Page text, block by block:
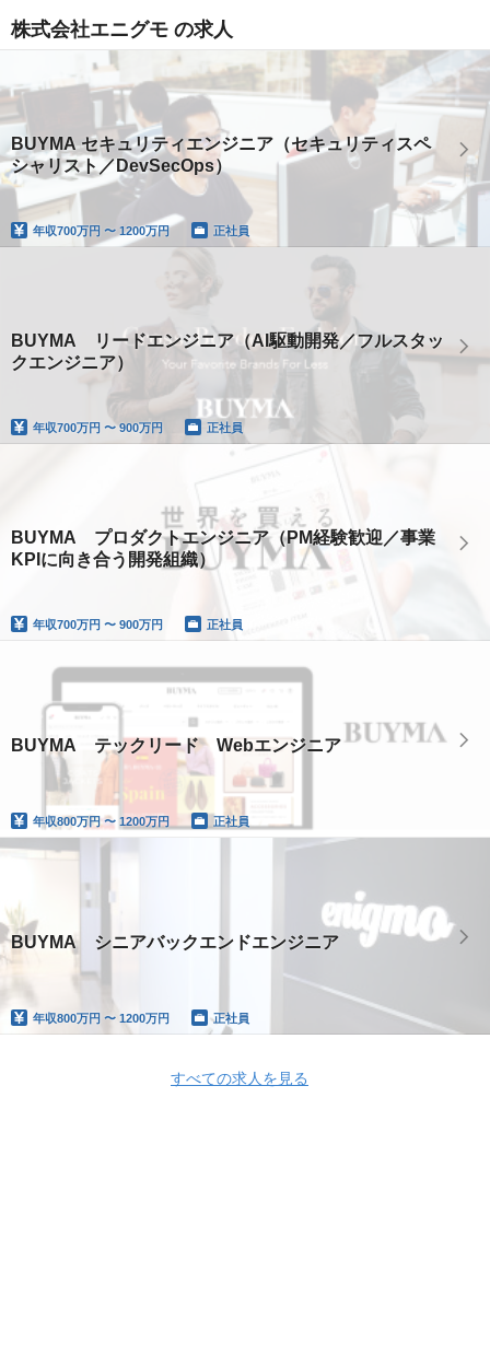
株式会社エニグモ の求人
BUYMA セキュリティエンジニア（セキュリティスペ
シャリスト／DevSecOps）
年収700万円 〜 1200万円 正社員
BUYMA リードエンジニア（AI駆動開発／フルスタッ
クエンジニア）
年収700万円 〜 900万円 正社員
BUYMA プロダクトエンジニア（PM経験歓迎／事業
KPIに向き合う開発組織）
年収700万円 〜 900万円 正社員
BUYMA テックリード Webエンジニア
年収800万円 〜 1200万円 正社員
BUYMA シニアバックエンドエンジニア
年収800万円 〜 1200万円 正社員
すべての求人を見る